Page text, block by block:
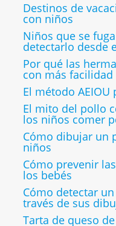
Destinos de
con niños
Niños que se
detectarlo desde
Por qué las
con más facilidad
El método
El mito del pollo
los niños comer
Cómo dibujar un
niños
Cómo prevenir
los bebés
Cómo detectar
través de sus
Tarta de queso